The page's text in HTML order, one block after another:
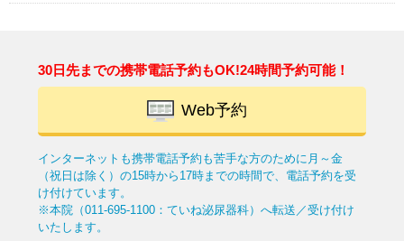
30日先までの携帯電話予約もOK!24時間予約可能！
Web予約
インターネットも携帯電話予約も苦手な方のために 月～金
（祝日は除く）の15時から17時までの時間で、電話予約を受
け付けています。
※本院（011-695-1100：ていね泌尿器科）へ転送／受け付け
いたします。